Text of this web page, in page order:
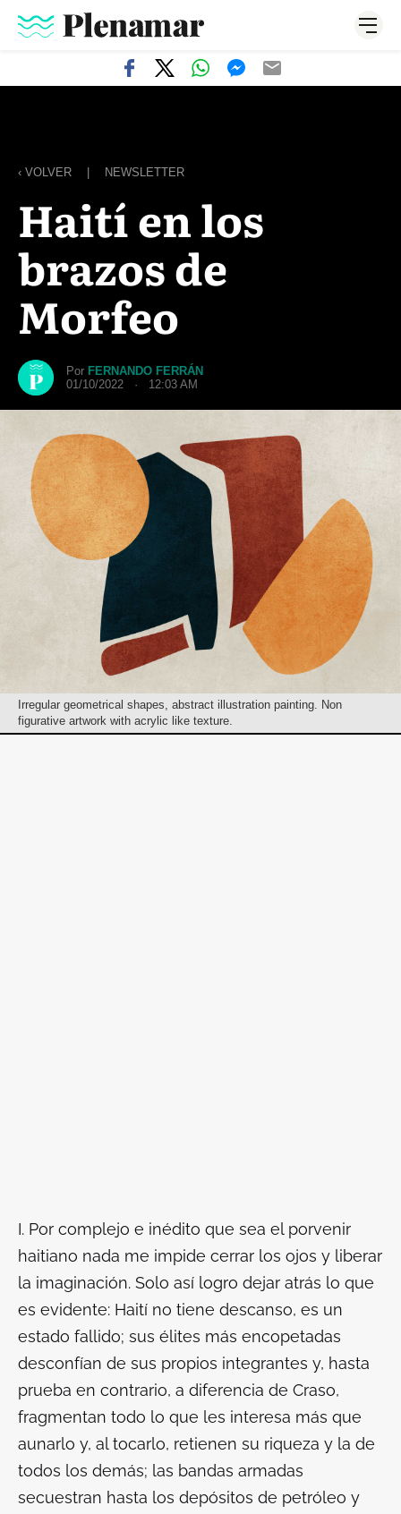
‹ VOLVER NEWSLETTER
Haití en los
brazos de
Morfeo
Por FERNANDO FERRÁN
01/10/2022 · 12:03 AM
Irregular geometrical shapes, abstract illustration painting. Non
figurative artwork with acrylic like texture.
I. Por complejo e inédito que sea el porvenir
haitiano nada me impide cerrar los ojos y liberar
la imaginación. Solo así logro dejar atrás lo que
es evidente: Haití no tiene descanso, es un
estado fallido; sus élites más encopetadas
desconfían de sus propios integrantes y, hasta
prueba en contrario, a diferencia de Craso,
fragmentan todo lo que les interesa más que
aunarlo y, al tocarlo, retienen su riqueza y la de
todos los demás; las bandas armadas
secuestran hasta los depósitos de petróleo y